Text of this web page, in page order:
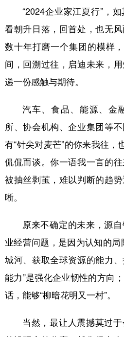
Русский язык
Deutsch Português
“2024企业家江夏行”，
看朝升日落，回首处，也无
数十年打磨一个集团的模样
间，回溯过往，启迪未来，
递一份感触与期待。
汽车、食品、能源、金
所、协会机构、企业集团等
有“针尖对麦芒”的你来我往，
侃侃而谈。你一语我一言的
被抽丝剥茧，难以判断的趋
晰。
原来不确定的未来，源
业经营问题，是因为认知的局
城河、获取全球资源的能力
能力”是强化企业韧性的方向
话，能够“柳暗花明又一村”。
当然，最让人震撼莫过